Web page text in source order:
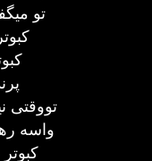
تو
تووقتی
واسه